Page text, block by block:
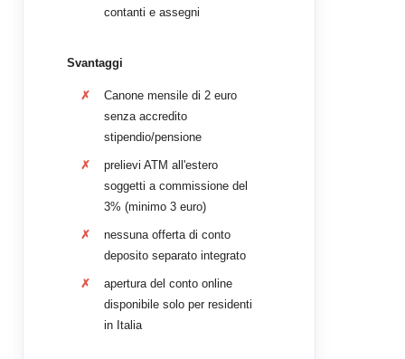
contanti e assegni
Svantaggi
Canone mensile di 2 euro
senza accredito
stipendio/pensione
prelievi ATM all'estero
soggetti a commissione del
3% (minimo 3 euro)
nessuna offerta di conto
deposito separato integrato
apertura del conto online
disponibile solo per residenti
in Italia